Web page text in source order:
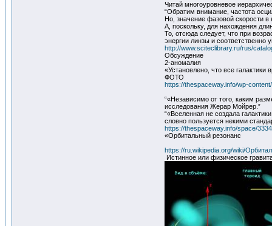
Читай многоуровневое
“Обратим внимание, частота
Но, значение фазовой скорости в
А, поскольку, для нахождения
То, отсюда следует, что при
энергии линзы и соответственно
http://www.sciteclibrary.ru/rus/
Обсуждение
2-аномалия
«Установлено, что все
ФОТО
https://thespaceway.info/wp-
“«Независимо от того, каким
исследования Жерар Мойрер.”
“«Вселенная не создала
словно пользуется некими
https://thespaceway.info/space/
«Орбитальный резонанс
https://ru.wikipedia.org/wiki/
Истинное или физическое